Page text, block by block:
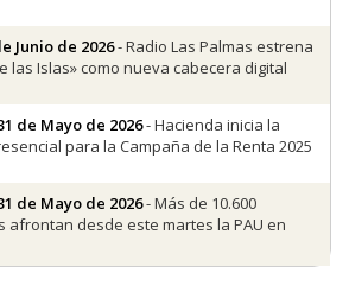
Junio de 2026- Radio Las Palmas estrena
las Islas» como nueva cabecera digital
de Mayo de 2026- Hacienda inicia la
para la Campaña de la Renta 2025
de Mayo de 2026- Más de 10.600
afrontan desde este martes la PAU en